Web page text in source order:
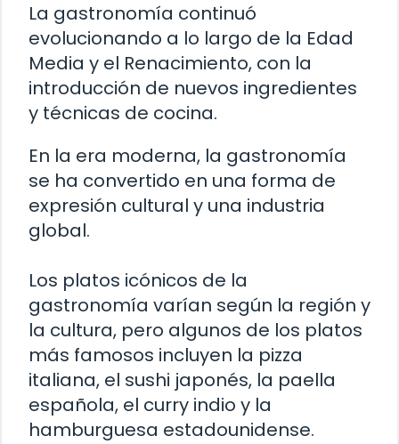
La gastronomía continuó
evolucionando a lo largo de la Edad
Media y el Renacimiento, con la
introducción de nuevos ingredientes
y técnicas de cocina.
En la era moderna, la gastronomía
se ha convertido en una forma de
expresión cultural y una industria
global.
Los platos icónicos de la
gastronomía varían según la región y
la cultura, pero algunos de los platos
más famosos incluyen la pizza
italiana, el sushi japonés, la paella
española, el curry indio y la
hamburguesa estadounidense.